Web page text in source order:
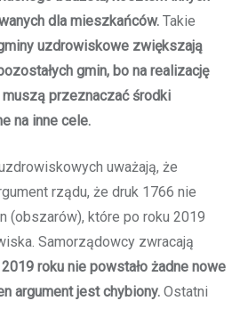
dla mieszkańców. Takie
uzdrowiskowe zwiększają
gmin, bo na realizację
przeznaczać środki
na inne cele.
uważają, że
rządu, że druk 1766 nie
(obszarów), które po roku 2019
Samorządowcy zwracają
roku nie powstało żadne nowe
argument jest chybiony. Ostatni